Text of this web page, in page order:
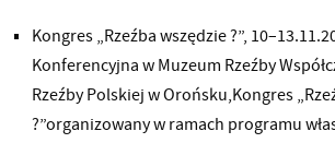
Kongres „Rzeźba wszędzie ?”,
Konferencyjna w Muzeum Rzeźby
Rzeźby Polskiej w Orońsku,Kongres
?”organizowany w ramach programu